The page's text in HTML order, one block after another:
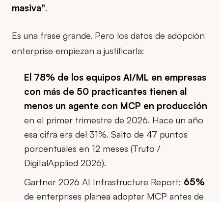
masiva".
Es una frase grande. Pero los datos de adopción
enterprise empiezan a justificarla:
El 78% de los equipos AI/ML en empresas
con más de 50 practicantes tienen al
menos un agente con MCP en producción
en el primer trimestre de 2026. Hace un año
esa cifra era del 31%. Salto de 47 puntos
porcentuales en 12 meses (Truto /
DigitalApplied 2026).
Gartner 2026 AI Infrastructure Report: 65%
de enterprises planea adoptar MCP antes de